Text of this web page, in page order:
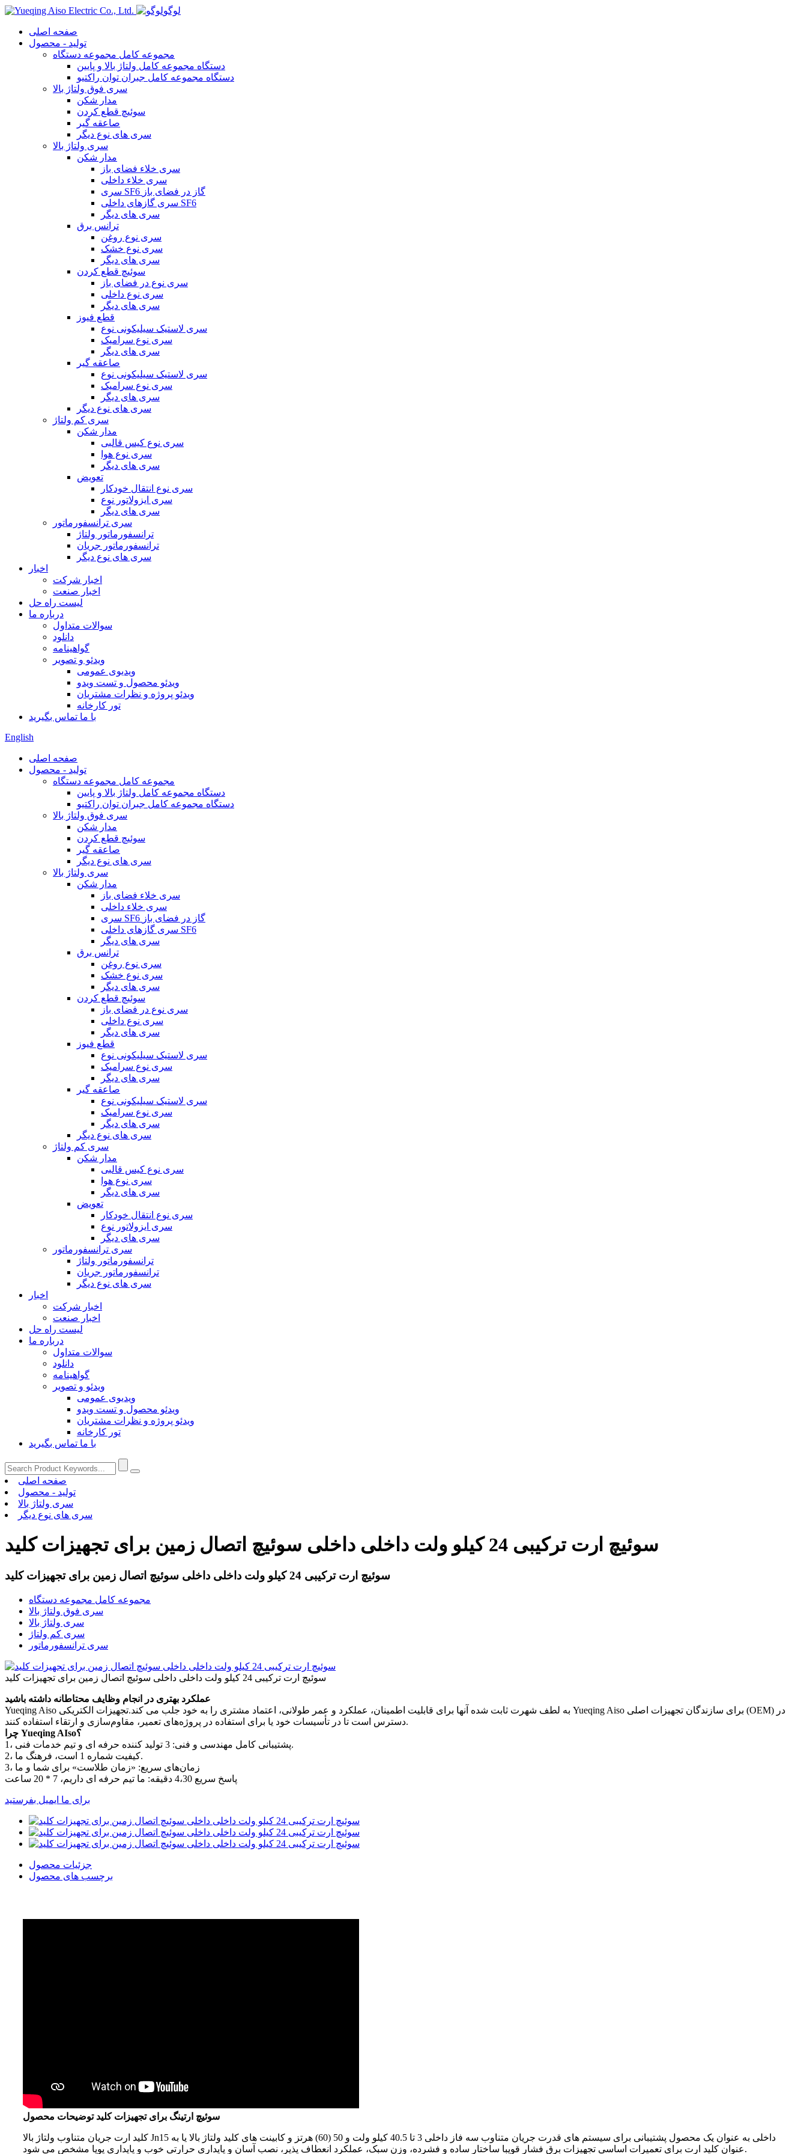
لوگو
صفحه اصلی
تولید - محصول
مجموعه کامل مجموعه دستگاه
دستگاه مجموعه کامل ولتاژ بالا و پایین
دستگاه مجموعه کامل جبران توان راکتیو
سری فوق ولتاژ بالا
مدار شکن
سوئیچ قطع کردن
صاعقه گیر
سری های نوع دیگر
سری ولتاژ بالا
مدار شکن
سری خلاء فضای باز
سری خلاء داخلی
سری SF6 گاز در فضای باز
سری گازهای داخلی SF6
سری های دیگر
ترانس برق
سری نوع روغن
سری نوع خشک
سری های دیگر
سوئیچ قطع کردن
سری نوع در فضای باز
سری نوع داخلی
سری های دیگر
قطع فیوز
سری لاستیک سیلیکونی نوع
سری نوع سرامیک
سری های دیگر
صاعقه گیر
سری لاستیک سیلیکونی نوع
سری نوع سرامیک
سری های دیگر
سری های نوع دیگر
سری کم ولتاژ
مدار شکن
سری نوع کیس قالبی
سری نوع هوا
سری های دیگر
تعویض
سری نوع انتقال خودکار
سری ایزولاتور نوع
سری های دیگر
سری ترانسفورماتور
ترانسفورماتور ولتاژ
ترانسفورماتور جریان
سری های نوع دیگر
اخبار
اخبار شرکت
اخبار صنعت
لیست راه حل
درباره ما
سوالات متداول
دانلود
گواهینامه
ویدئو و تصویر
ویدیوی عمومی
ویدئو محصول و تست ویدو
ویدئو پروژه و نظرات مشتریان
تور کارخانه
با ما تماس بگیرید
English
صفحه اصلی
تولید - محصول
مجموعه کامل مجموعه دستگاه
دستگاه مجموعه کامل ولتاژ بالا و پایین
دستگاه مجموعه کامل جبران توان راکتیو
سری فوق ولتاژ بالا
مدار شکن
سوئیچ قطع کردن
صاعقه گیر
سری های نوع دیگر
سری ولتاژ بالا
مدار شکن
سری خلاء فضای باز
سری خلاء داخلی
سری SF6 گاز در فضای باز
سری گازهای داخلی SF6
سری های دیگر
ترانس برق
سری نوع روغن
سری نوع خشک
سری های دیگر
سوئیچ قطع کردن
سری نوع در فضای باز
سری نوع داخلی
سری های دیگر
قطع فیوز
سری لاستیک سیلیکونی نوع
سری نوع سرامیک
سری های دیگر
صاعقه گیر
سری لاستیک سیلیکونی نوع
سری نوع سرامیک
سری های دیگر
سری های نوع دیگر
سری کم ولتاژ
مدار شکن
سری نوع کیس قالبی
سری نوع هوا
سری های دیگر
تعویض
سری نوع انتقال خودکار
سری ایزولاتور نوع
سری های دیگر
سری ترانسفورماتور
ترانسفورماتور ولتاژ
ترانسفورماتور جریان
سری های نوع دیگر
اخبار
اخبار شرکت
اخبار صنعت
لیست راه حل
درباره ما
سوالات متداول
دانلود
گواهینامه
ویدئو و تصویر
ویدیوی عمومی
ویدئو محصول و تست ویدو
ویدئو پروژه و نظرات مشتریان
تور کارخانه
با ما تماس بگیرید
صفحه اصلی
تولید - محصول
سری ولتاژ بالا
سری های نوع دیگر
سوئیچ ارت ترکیبی 24 کیلو ولت داخلی داخلی سوئیچ اتصال زمین برای تجهیزات کلید
سوئیچ ارت ترکیبی 24 کیلو ولت داخلی داخلی سوئیچ اتصال زمین برای تجهیزات کلید
مجموعه کامل مجموعه دستگاه
سری فوق ولتاژ بالا
سری ولتاژ بالا
سری کم ولتاژ
سری ترانسفورماتور
سوئیچ ارت ترکیبی 24 کیلو ولت داخلی داخلی سوئیچ اتصال زمین برای تجهیزات کلید
عملکرد بهتری در انجام وظایف محتاطانه داشته باشید
Yueqing Aiso به لطف شهرت ثابت شده آنها برای قابلیت اطمینان، عملکرد و عمر طولانی، اعتماد مشتری را به خود جلب می کند.تجهیزات الکتریکی Yueqing Aiso برای سازندگان تجهیزات اصلی (OEM) در
دسترس است تا در تأسیسات خود یا برای استفاده در پروژه‌های تعمیر، مقاوم‌سازی و ارتقاء استفاده کنند.
چرا Yueqing AIso؟
1، پشتیبانی کامل مهندسی و فنی: 3 تولید کننده حرفه ای و تیم خدمات فنی.
2، کیفیت شماره 1 است، فرهنگ ما.
3، زمان‌های سریع: «زمان طلاست» برای شما و ما
پاسخ سریع 4،30 دقیقه: ما تیم حرفه ای داریم، 7 * 20 ساعت
برای ما ایمیل بفرستید
جزئیات محصول
برچسب های محصول
سوئیچ ارتینگ برای تجهیزات کلید توضیحات محصول
کلید ارت جریان متناوب ولتاژ بالا Jn15 داخلی به عنوان یک محصول پشتیبانی برای سیستم های قدرت جریان متناوب سه فاز داخلی 3 تا 40.5 کیلو ولت و 50 (60) هرتز و کابینت های کلید ولتاژ بالا یا به
عنوان کلید ارت برای تعمیرات اساسی تجهیزات برق فشار قویبا ساختار ساده و فشرده، وزن سبک، عملکرد انعطاف پذیر، نصب آسان و پایداری حرارتی خوب و پایداری پویا مشخص می شود.